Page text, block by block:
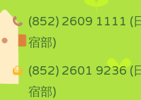
(852) 2609 1111 (
宿部)
(852) 2601 9236 (
宿部)